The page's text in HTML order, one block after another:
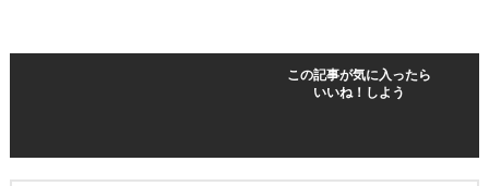
この記事が気に入ったら
いいね！しよう